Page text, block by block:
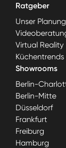
Ratgeber
Unser
Virtual Reality
Küchentrends
Showrooms
Berlin-
Berlin-Mitte
Düsseldorf
Frankfurt
Freiburg
Hamburg